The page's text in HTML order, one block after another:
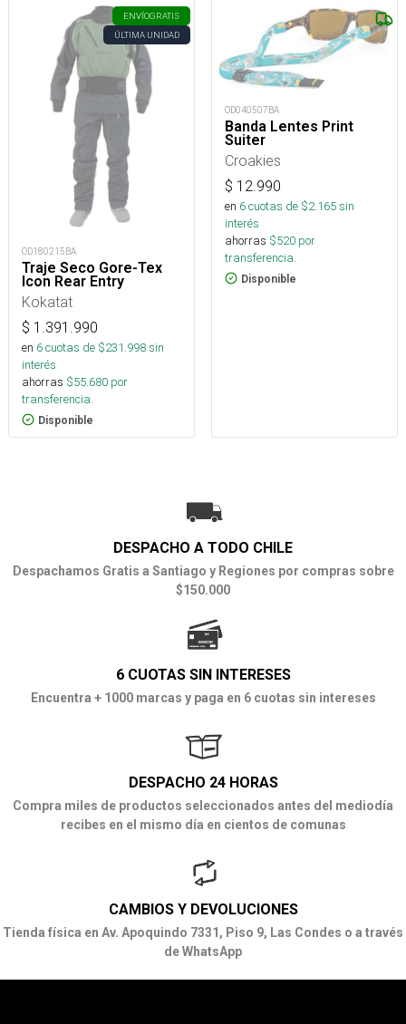
ENVÍOGRATIS
ÚLTIMA UNIDAD
OD180215BA
Traje Seco Gore-Tex
Icon Rear Entry
Kokatat
$ 1.391.990
en 6cuotas de $231.998sin
interés
ahorras $55.680 por
transferencia.
Disponible
OD040507BA
Banda Lentes Print
Suiter
Croakies
$ 12.990
en 6cuotas de $2.165sin
interés
ahorras $520 por
transferencia.
Disponible
DESPACHO A TODO CHILE
Despachamos Gratis a Santiago y Regiones por compras sobre
$150.000
6 CUOTAS SIN INTERESES
Encuentra + 1000 marcas y paga en 6 cuotas sin intereses
DESPACHO 24 HORAS
Compra miles de productos seleccionados antes del mediodía
recibes en el mismo día en cientos de comunas
CAMBIOS Y DEVOLUCIONES
Tienda física en Av. Apoquindo 7331, Piso 9, Las Condes o a través
de WhatsApp